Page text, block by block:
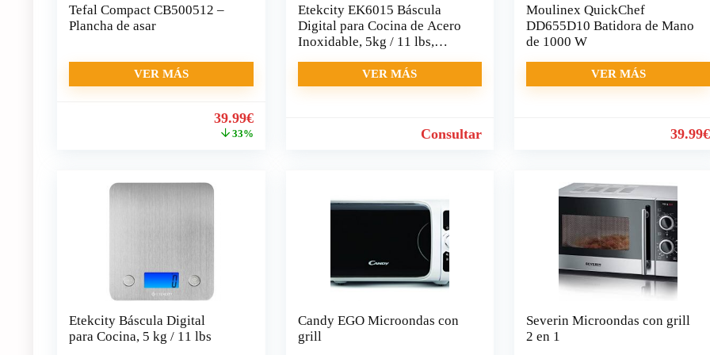
Tefal Compact CB500512 –
Plancha de asar
VER MÁS
El
precio
39.99€El
precio
33%
Etekcity EK6015 Báscula
Digital para Cocina de Acero
Inoxidable, 5kg / 11 lbs,
MultifuncionalVER MÁS
Consultar
Moulinex QuickChef
DD655D10 Batidora de Mano
de 1000 W
VER MÁS
39.99€
Etekcity Báscula Digital
para Cocina, 5 kg / 11 lbs
Candy EGO Microondas con
grill
Severin Microondas con grill
2 en 1